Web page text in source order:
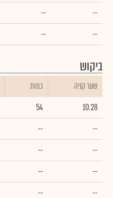
--
--
--
--
ביקוש
שער קניה כמות
10.28
54
--
--
--
--
--
--
--
--